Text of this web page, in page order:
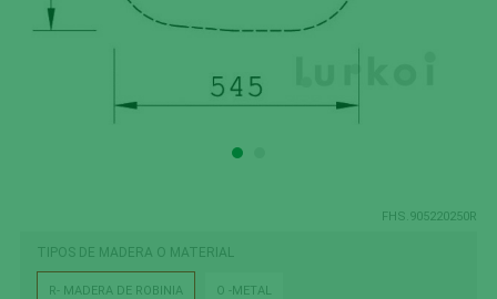
FHS.905220250R
TIPOS DE MADERA O MATERIAL
R- MADERA DE ROBINIA O -METAL